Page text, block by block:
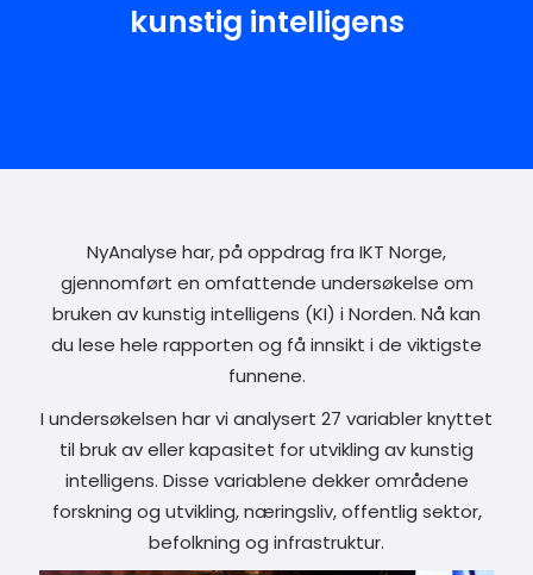
kunstig intelligens
NyAnalyse har, på oppdrag fra IKT Norge,
gjennomført en omfattende undersøkelse om
bruken av kunstig intelligens (KI) i Norden. Nå kan
du lese hele rapporten og få innsikt i de viktigste
funnene.
I undersøkelsen har vi analysert 27 variabler knyttet
til bruk av eller kapasitet for utvikling av kunstig
intelligens. Disse variablene dekker områdene
forskning og utvikling, næringsliv, offentlig sektor,
befolkning og infrastruktur.